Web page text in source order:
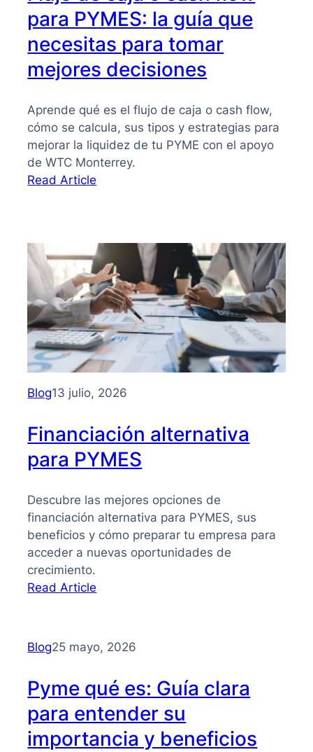
para PYMES: la guía que
necesitas para tomar
mejores decisiones
Aprende qué es el flujo de caja o cash flow,
cómo se calcula, sus tipos y estrategias para
mejorar la liquidez de tu PYME con el apoyo
de WTC Monterrey.
Read Article
o
cash
flow
para
PYMES:
la
guía
que
necesitas
tomar
mejores
decisiones
Blog13 julio, 2026
Financiación alternativa
para PYMES
Descubre las mejores opciones de
financiación alternativa para PYMES, sus
beneficios y cómo preparar tu empresa para
acceder a nuevas oportunidades de
crecimiento.
Read Article
para
PYMES
Blog25 mayo, 2026
Pyme qué es: Guía clara
para entender su
importancia y beneficios